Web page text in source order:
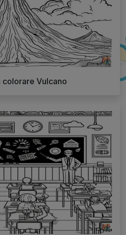
colorare Vulcano